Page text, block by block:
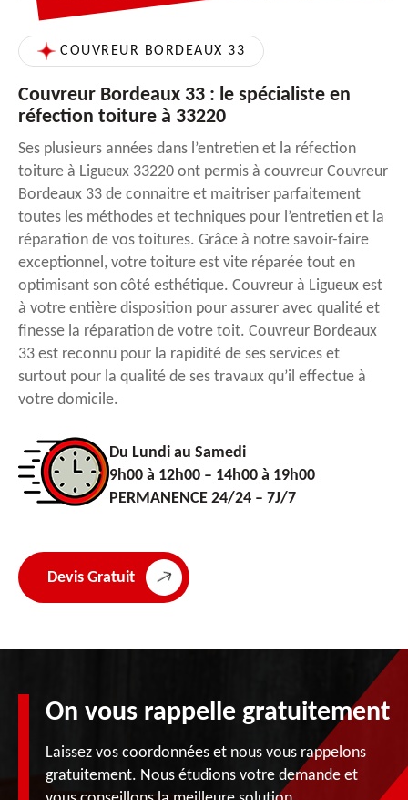
COUVREUR BORDEAUX 33
Couvreur Bordeaux 33 : le spécialiste en
réfection toiture à 33220
Ses plusieurs années dans l’entretien et la réfection
toiture à Ligueux 33220 ont permis à couvreur Couvreur
Bordeaux 33 de connaitre et maitriser parfaitement
toutes les méthodes et techniques pour l’entretien et la
réparation de vos toitures. Grâce à notre savoir-faire
exceptionnel, votre toiture est vite réparée tout en
optimisant son côté esthétique. Couvreur à Ligueux est
à votre entière disposition pour assurer avec qualité et
finesse la réparation de votre toit. Couvreur Bordeaux
33 est reconnu pour la rapidité de ses services et
surtout pour la qualité de ses travaux qu’il effectue à
votre domicile.
Du Lundi au Samedi
9h00 à 12h00 – 14h00 à 19h00
PERMANENCE 24/24 – 7J/7
Devis Gratuit
On vous rappelle gratuitement
Laissez vos coordonnées et nous vous rappelons
gratuitement. Nous étudions votre demande et